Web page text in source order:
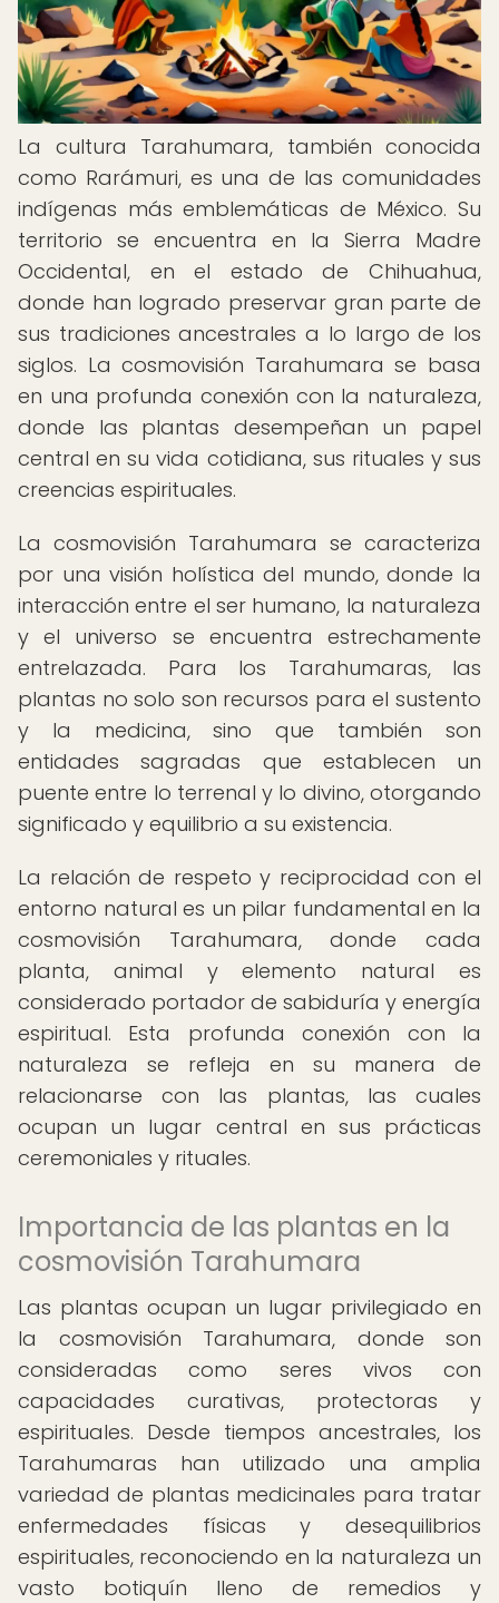
La cultura Tarahumara, también conocida
como Rarámuri, es una de las comunidades
indígenas más emblemáticas de México. Su
territorio se encuentra en la Sierra Madre
Occidental, en el estado de Chihuahua,
donde han logrado preservar gran parte de
sus tradiciones ancestrales a lo largo de los
siglos. La cosmovisión Tarahumara se basa
en una profunda conexión con la naturaleza,
donde las plantas desempeñan un papel
central en su vida cotidiana, sus rituales y sus
creencias espirituales.
La cosmovisión Tarahumara se caracteriza
por una visión holística del mundo, donde la
interacción entre el ser humano, la naturaleza
y el universo se encuentra estrechamente
entrelazada. Para los Tarahumaras, las
plantas no solo son recursos para el sustento
y la medicina, sino que también son
entidades sagradas que establecen un
puente entre lo terrenal y lo divino, otorgando
significado y equilibrio a su existencia.
La relación de respeto y reciprocidad con el
entorno natural es un pilar fundamental en la
cosmovisión Tarahumara, donde cada
planta, animal y elemento natural es
considerado portador de sabiduría y energía
espiritual. Esta profunda conexión con la
naturaleza se refleja en su manera de
relacionarse con las plantas, las cuales
ocupan un lugar central en sus prácticas
ceremoniales y rituales.
Importancia de las plantas en la
cosmovisión Tarahumara
Las plantas ocupan un lugar privilegiado en
la cosmovisión Tarahumara, donde son
consideradas como seres vivos con
capacidades curativas, protectoras y
espirituales. Desde tiempos ancestrales, los
Tarahumaras han utilizado una amplia
variedad de plantas medicinales para tratar
enfermedades físicas y desequilibrios
espirituales, reconociendo en la naturaleza un
vasto botiquín lleno de remedios y